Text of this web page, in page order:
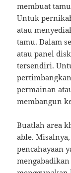
membuat
Untuk
atau
tamu. Dalam
atau panel
tersendiri.
permainan
membangun
Buatlah area
able.
pencahayaan